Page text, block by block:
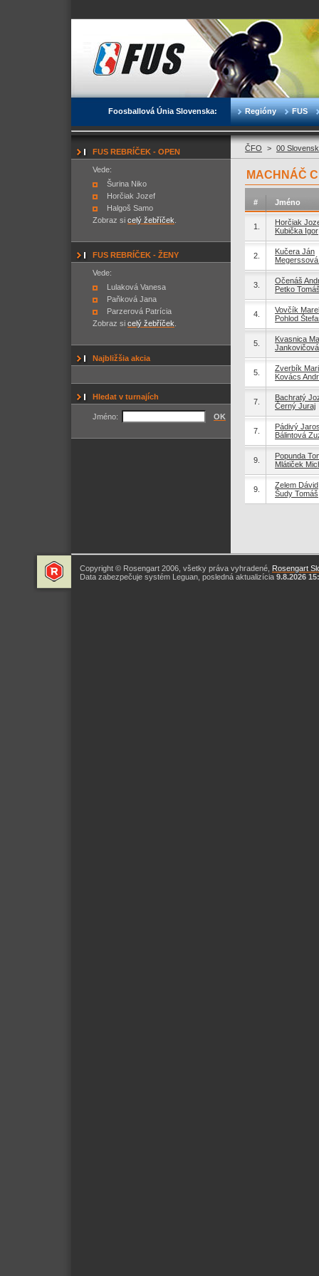
Foosballová Únia Slovenska: Regióny FUS
FUS REBRÍČEK - OPEN
Vede:
Šurina Niko
Horčiak Jozef
Halgoš Samo
Zobraz si celý žebříček
FUS REBRÍČEK - ŽENY
Vede:
Lulaková Vanesa
Paňková Jana
Parzerová Patrícia
Zobraz si celý žebříček
Najbližšia akcia
Hledat v turnajích
Jméno: OK
ČFO > 00
MACHNÁČ
# Jméno
1.
Horčiak
Kubička Igor
2.
Kučera Ján
3.
Očenáš
Petko
4.
Vovčík
Pohlod
5.
Kvasnica
5.
Zverbík
Kovács
7.
Bachratý
Černý Juraj
7.
Pádivý
Bálintová
9.
Popunda
Mlátiček
9.
Zelem Dávid
Šudy Tomáš
Copyright © Rosengart 2006, všetky práva vyhradené, Rosengart
Data zabezpečuje systém Leguan, posledná aktualizícia 9.8.2026